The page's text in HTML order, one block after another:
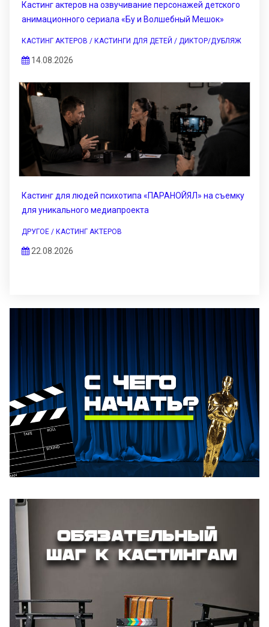
Кастинг актеров на озвучивание персонажей детского
анимационного сериала «Бу и Волшебный Мешок»
КАСТИНГ АКТЕРОВ / КАСТИНГИ ДЛЯ ДЕТЕЙ / ДИКТОР/ДУБЛЯЖ
14.08.2026
Кастинг для людей психотипа «ПАРАНОЙЯЛ» на съемку
для уникального медиапроекта
ДРУГОЕ / КАСТИНГ АКТЕРОВ
22.08.2026